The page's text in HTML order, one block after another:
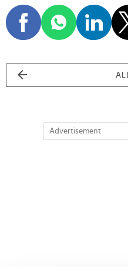
Advertisement